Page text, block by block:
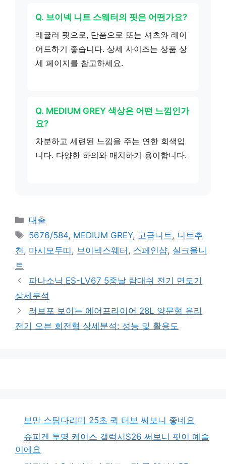
Q. 브이넥 니트 스웨터의 핏은 어떤가요?
레귤러 핏으로, 단품으로 또는 셔츠와 레이
어드하기 좋습니다. 상세 사이즈는 상품 상
세 페이지를 참고하세요.
Q. MEDIUM GREY 색상은 어떤 느낌인가
요?
차분하고 세련된 느낌을 주는 연한 회색입
니다. 다양한 하의와 매치하기 용이합니다.
카
테
리
대출
태
그
5676/584, MEDIUM GREY, 고급니트 , 니트추
천 , 마시모두띠 , 브이넥스웨터 , 스페인샵, 실크울니
트
파나소닉 ES-LV67 5중날 람대쉬 전기 면도기
상세분석
러브포 보이는 에어프라이어 28L 양문형 유리
전기 오븐 회전형 상세분석: 성능 및 활용도
보만 스팀다리미 25초 퀵 터보 써보니 좋네요
슈피겐 투명 케이스 갤럭시S26 써보니 핏이 예술
이에요